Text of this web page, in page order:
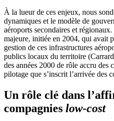
À la lueur de ces enjeux, nous
dynamiques et le modèle de
aéroports secondaires et
majeure, initiée en 2004, qui avait
gestion de ces infrastructures
publics locaux du territoire
des années 2000 de rôle accru des
pilotage que s’inscrit l’arrivée des
Un rôle clé dans
compagnies low-cost